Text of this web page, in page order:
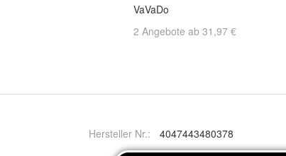
VaVaDo
2 Angebote ab 31,97 €
Hersteller Nr.: 4047443480378